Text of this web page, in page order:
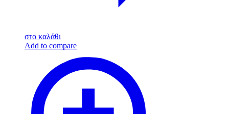
στο καλάθι
Add to compare